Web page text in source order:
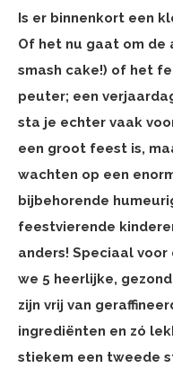
Is er binnenkort een
Of het nu gaat om
smash cake!) of het
peuter; een
sta je echter vaak
een groot feest is,
wachten op een
bijbehorende
feestvierende
anders! Speciaal
we 5 heerlijke,
zijn vrij van
ingrediënten en zó
stiekem een tweede